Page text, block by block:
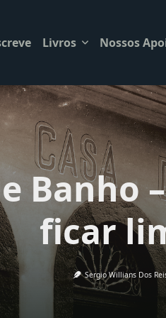
Livros Nossos
Banho
ficar
Sergio Willians Dos